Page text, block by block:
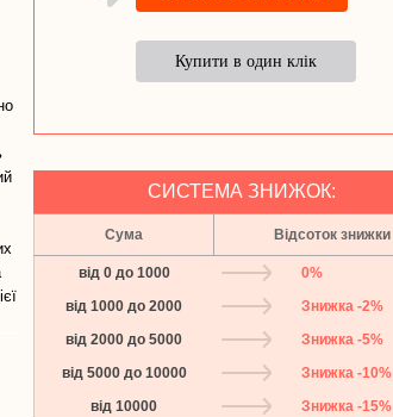
СИСТЕМА ЗНИЖОК:
Сума Відсоток знижки
від 0 до 1000
0%
від 1000 до 2000
Знижка -2%
від 2000 до 5000
Знижка -5%
від 5000 до 10000
Знижка -10%
від 10000
Знижка -15%